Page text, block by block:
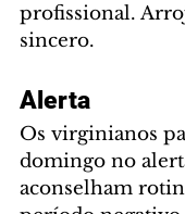
profissional.
sincero.
Alerta
Os virginianos
domingo no
aconselham